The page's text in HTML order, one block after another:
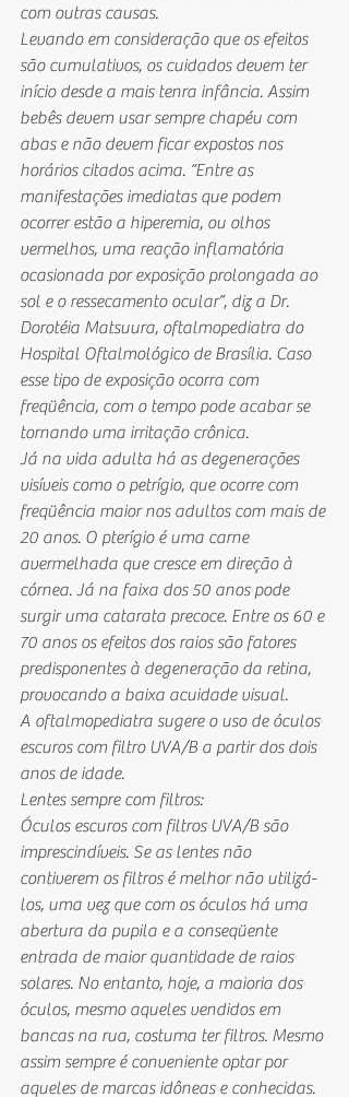
com outras causas.
Levando em consideração que os efeitos
são cumulativos, os cuidados devem ter
início desde a mais tenra infância. Assim
bebês devem usar sempre chapéu com
abas e não devem ficar expostos nos
horários citados acima. “Entre as
manifestações imediatas que podem
ocorrer estão a hiperemia, ou olhos
vermelhos, uma reação inflamatória
ocasionada por exposição prolongada ao
sol e o ressecamento ocular”, diz a Dr.
Dorotéia Matsuura, oftalmopediatra do
Hospital Oftalmológico de Brasília. Caso
esse tipo de exposição ocorra com
freqüência, com o tempo pode acabar se
tornando uma irritação crônica.
Já na vida adulta há as degenerações
visíveis como o petrígio, que ocorre com
freqüência maior nos adultos com mais de
20 anos. O pterígio é uma carne
avermelhada que cresce em direção à
córnea. Já na faixa dos 50 anos pode
surgir uma catarata precoce. Entre os 60 e
70 anos os efeitos dos raios são fatores
predisponentes à degeneração da retina,
provocando a baixa acuidade visual.
A oftalmopediatra sugere o uso de óculos
escuros com filtro UVA/B a partir dos dois
anos de idade.
Lentes sempre com filtros:
Óculos escuros com filtros UVA/B são
imprescindíveis. Se as lentes não
contiverem os filtros é melhor não utilizá-
los, uma vez que com os óculos há uma
abertura da pupila e a conseqüente
entrada de maior quantidade de raios
solares. No entanto, hoje, a maioria dos
óculos, mesmo aqueles vendidos em
bancas na rua, costuma ter filtros. Mesmo
assim sempre é conveniente optar por
aqueles de marcas idôneas e conhecidas.